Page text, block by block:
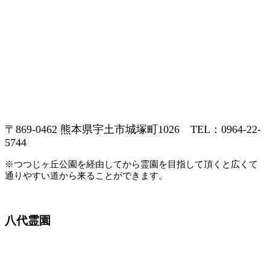
〒869-0462 熊本県宇土市城塚町1026 TEL：0964-22-
5744
※つつじヶ丘公園を経由してから霊園を目指して頂くと広くて
通りやすい道から来ることができます。
八代霊園